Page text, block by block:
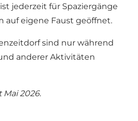
jederzeit für Spaziergänge
auf eigene Faust geöffnet.
sind nur während
anderer Aktivitäten
2026.